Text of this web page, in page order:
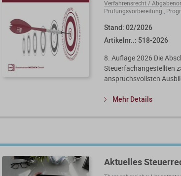
Verfahrensrecht /
Prüfungsvorbereitung
Stand: 02/2026
Artikelnr..: 518-2026
8. Auflage 2026 Die
Steuerfachangestellten
anspruchsvollsten
Mehr Details
Aktuelles